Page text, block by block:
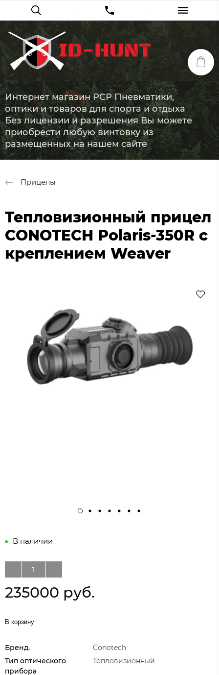
Интернет магазин PCP Пневматики,
оптики и товаров для спорта и отдыха
Без лицензии и разрешения Вы можете
приобрести любую винтовку из
размещенных на нашем сайте
Прицелы
Тепловизионный прицел
CONOTECH Polaris-350R с
креплением Weaver
В наличии
235000 руб.
В корзину
Бренд.
Conotech
Тип оптического
прибора
Тепловизионный